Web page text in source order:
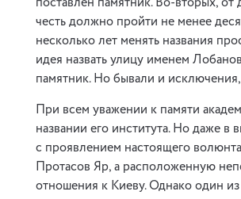
поставлен памятник. Во-вторых,
честь должно пройти не менее
несколько лет менять названия
идея назвать улицу именем
памятник. Но бывали и
При всем уважении к памяти
названии его института. Но даже
с проявлением настоящего
Протасов Яр, а расположенную
отношения к Киеву. Однако один